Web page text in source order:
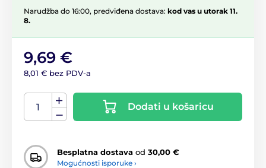
Narudžba do 16:00, predviđena dostava: kod vas u utorak 11.
8.
9,69 €
8,01 € bez PDV-a
Dodati u košaricu
Besplatna dostava od 30,00 €
Mogućnosti isporuke ›